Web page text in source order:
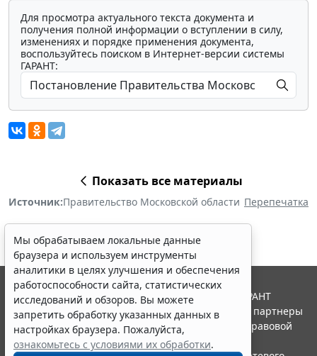
Для просмотра актуального текста документа и
получения полной информации о вступлении в силу,
изменениях и порядке применения документа,
воспользуйтесь поиском в Интернет-версии системы
ГАРАНТ:
Показать все материалы
Источник:Правительство Московской области Перепечатка
Мы обрабатываем локальные данные
браузера и используем инструменты
аналитики в целях улучшения и обеспечения
работоспособности сайта, статистических
исследований и обзоров. Вы можете
запретить обработку указанных данных в
настройках браузера. Пожалуйста,
ознакомьтесь с условиями их обработки.
© ООО "НПП "ГАРАНТ-СЕРВИС", 2026. Система ГАРАНТ
выпускается с 1990 года. Компания "Гарант" и ее партнеры
являются участниками Российской ассоциации правовой
информации ГАРАНТ.